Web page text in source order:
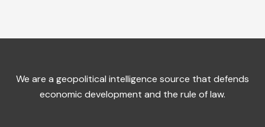
We are a geopolitical intelligence source that defends
economic development and the rule of law.